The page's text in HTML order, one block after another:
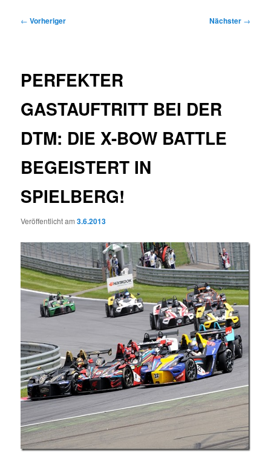
Beitragsnavigation
← Vorheriger Nächster →
PERFEKTER
GASTAUFTRITT BEI DER
DTM: DIE X-BOW BATTLE
BEGEISTERT IN
SPIELBERG!
Veröffentlicht am3.6.2013